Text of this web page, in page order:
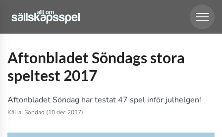
Aftonbladet Söndags stora
speltest 2017
Aftonbladet Söndag har testat 47 spel inför julhelgen!
Källa: Söndag (10 dec 2017)